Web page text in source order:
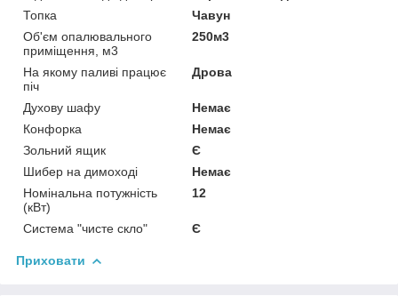
Топка
Чавун
Об'єм опалювального
приміщення, м3
250м3
На якому паливі працює
піч
Дрова
Духову шафу
Немає
Конфорка
Немає
Зольний ящик
Є
Шибер на димоході
Немає
Номінальна потужність
(кВт)
12
Система "чисте скло" Є
Приховати